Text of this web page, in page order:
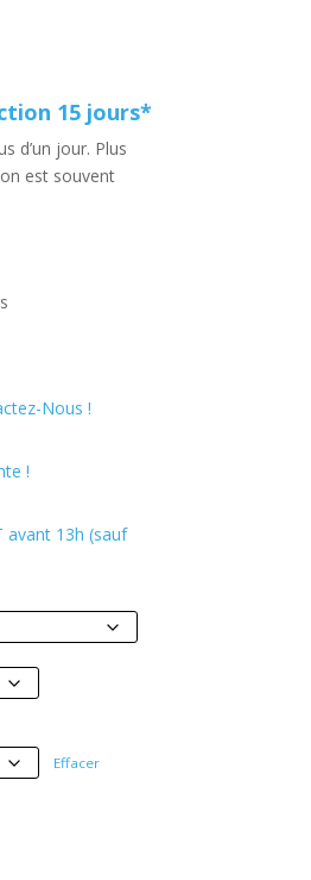
15 jours*
d’un jour. Plus
est souvent
Nous !
!
avant 13h (sauf
Effacer